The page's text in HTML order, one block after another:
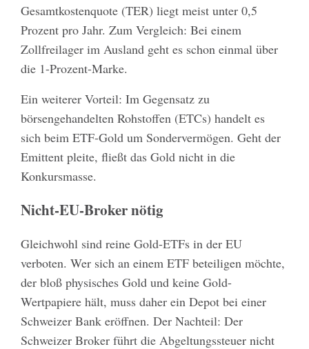
Gesamtkostenquote (TER) liegt meist unter 0,5
Prozent pro Jahr. Zum Vergleich: Bei einem
Zollfreilager im Ausland geht es schon einmal über
die 1-Prozent-Marke.
Ein weiterer Vorteil: Im Gegensatz zu
börsengehandelten Rohstoffen (ETCs) handelt es
sich beim ETF-Gold um Sondervermögen. Geht der
Emittent pleite, fließt das Gold nicht in die
Konkursmasse.
Nicht-EU-Broker nötig
Gleichwohl sind reine Gold-ETFs in der EU
verboten. Wer sich an einem ETF beteiligen möchte,
der bloß physisches Gold und keine Gold-
Wertpapiere hält, muss daher ein Depot bei einer
Schweizer Bank eröffnen. Der Nachteil: Der
Schweizer Broker führt die Abgeltungssteuer nicht